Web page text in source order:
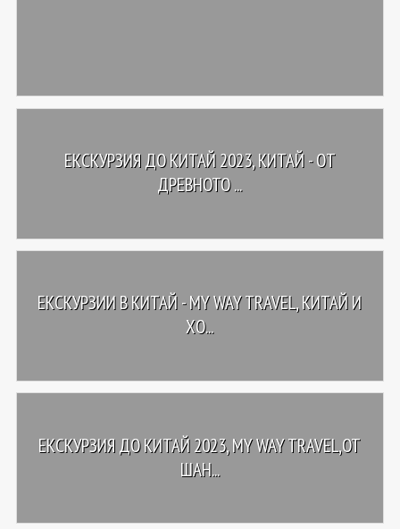
ЕКСКУРЗИЯ ДО KИТАЙ 2023, КИТАЙ - OТ
ДРЕВНОТО ...
ЕКСКУРЗИИ В КИТАЙ - MY WAY TRAVEL, КИТАЙ И
ХО...
ЕКСКУРЗИЯ ДО КИТАЙ 2023, MY WAY TRAVEL,ОТ
ШАН...